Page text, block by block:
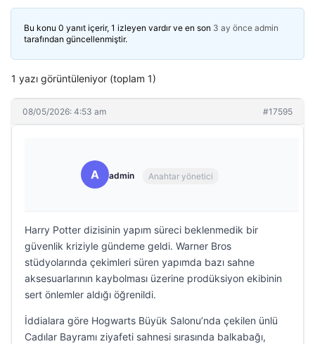
Bu konu 0 yanıt içerir, 1 izleyen vardır ve en son 3 ay önce admin
tarafından güncellenmiştir.
1 yazı görüntüleniyor (toplam 1)
08/05/2026: 4:53 am #17595
A admin Anahtar yönetici
Harry Potter dizisinin yapım süreci beklenmedik bir
güvenlik kriziyle gündeme geldi. Warner Bros
stüdyolarında çekimleri süren yapımda bazı sahne
aksesuarlarının kaybolması üzerine prodüksiyon ekibinin
sert önlemler aldığı öğrenildi.
İddialara göre Hogwarts Büyük Salonu’nda çekilen ünlü
Cadılar Bayramı ziyafeti sahnesi sırasında balkabağı,